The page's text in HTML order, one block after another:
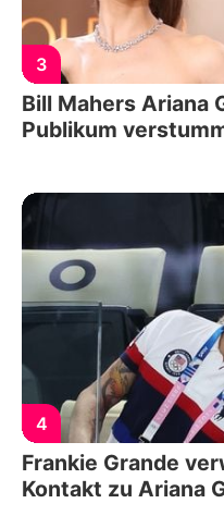
3
Bill Mahers Ariana
Publikum
4
Frankie Grande
Kontakt zu Ariana